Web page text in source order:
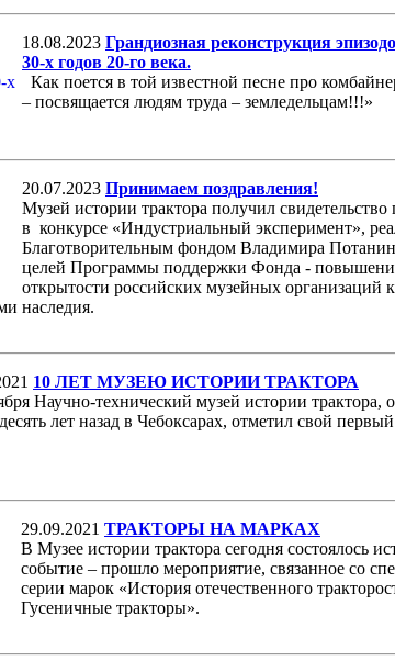
18.08.2023 Грандиозная реконструкция
30-х годов 20-го века.
Как поется в той известной песне про
– посвящается людям труда – земледельцам!!!»
20.07.2023 Принимаем поздравления!
Музей истории трактора получил свидетельство
в конкурсе «Индустриальный эксперимент»,
Благотворительным фондом Владимира
целей Программы поддержки Фонда -
открытости российских музейных организаций к
наследия.
10 ЛЕТ МУЗЕЮ ИСТОРИИ ТРАКТОРА
Научно-технический музей истории трактора,
лет назад в Чебоксарах, отметил свой
29.09.2021 ТРАКТОРЫ НА МАРКАХ
В Музее истории трактора сегодня состоялось
событие – прошло мероприятие, связанное со
серии марок «История отечественного
Гусеничные тракторы».